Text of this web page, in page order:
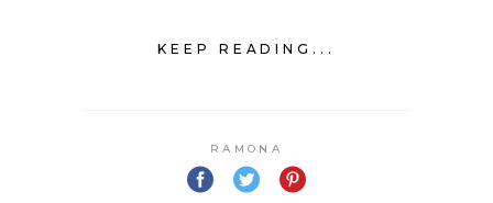
KEEP READING...
RAMONA